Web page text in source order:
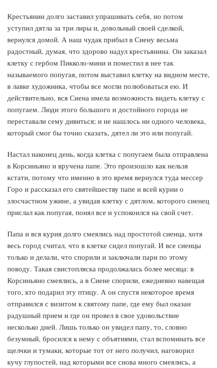
Крестьянин долго заставил упрашивать себя, но потом
уступил дятла за три лиры и, довольный своей сделкой,
вернулся домой. А наш чудак прибыл в Сиену весьма
радостный, думая, что здорово надул крестьянина. Он заказал
клетку с гербом Пикколо-мини и поместил в нее так
называемого попугая, потом выставил клетку на видном месте,
в лавке художника, чтобы все могли полюбоваться ею. И
действительно, вся Сиена имела возможность видеть клетку с
попугаем. Люди этого большого и достойного города не
переставали сему дивиться; и не нашлось ни одного человека,
который смог бы точно сказать, дятел ли это или попугай.
Настал наконец день, когда клетка с попугаем была отправлена
в Корсиньяно и вручена папе. Это произошло как нельзя
кстати, потому что именно в это время вернулся туда мессер
Горо и рассказал его святейшеству папе и всей курии о
злосчастном ужине, а увидав клетку с дятлом, которого сиенец
прислал как попугая, понял все и успокоился на свой счет.
Папа и вся курия долго смеялись над простотой сиенца, хотя
весь город считал, что в клетке сидел попугай. И все сиенцы
только и делали, что спорили и заключали пари по этому
поводу. Такая свистопляска продолжалась более месяца: в
Корсиньяно смеялись, а в Сиене спорили, ежедневно навещая
того, кто подарил эту птицу. А он спустя некоторое время
отправился с визитом к святому папе, где ему был оказан
радушный прием и где он провел в свое удовольствие
несколько дней. Лишь только он увидел папу, то, словно
безумный, бросился к нему с объятиями, стал вспоминать все
щелчки и тумаки, которые тот от него получил, наговорил
кучу глупостей, над которыми все снова много смеялись, а